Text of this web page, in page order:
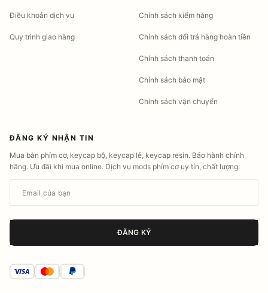
Điều khoản dịch vụ
Quy trình giao hàng
Chính sách kiểm hàng
Chính sách đổi trả hàng hoàn tiền
Chính sách thanh toán
Chính sách bảo mật
Chính sách vận chuyển
ĐĂNG KÝ NHẬN TIN
Mua bàn phím cơ, keycap bộ, keycap lẻ, keycap resin. Bảo hành chính
hãng. Ưu đãi khi mua online. Dịch vụ mods phím cơ uy tín, chất lượng.
ĐĂNG KÝ